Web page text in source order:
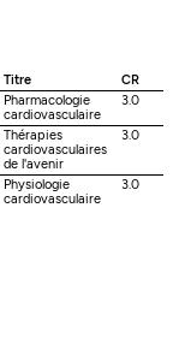
Titre
CR
Pharmacologie
cardiovasculaire
3.0
Thérapies
cardiovasculaires
de l'avenir
3.0
Physiologie
cardiovasculaire
3.0